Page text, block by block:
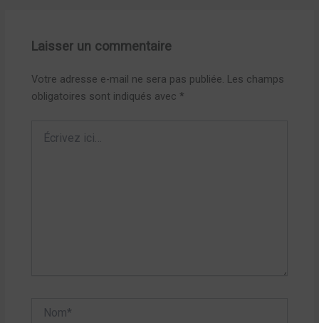
Laisser un commentaire
Votre adresse e-mail ne sera pas publiée. Les champs
obligatoires sont indiqués avec *
ici…